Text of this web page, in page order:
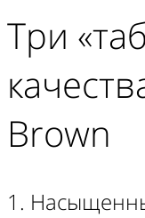
Три
Brown
1.